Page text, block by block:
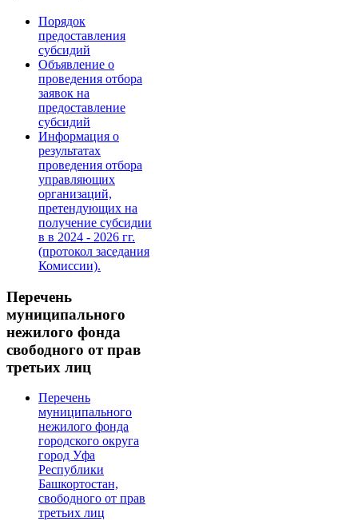
Порядок
предоставления
субсидий
Объявление о
проведения отбора
заявок на
предоставление
субсидий
Информация о
результатах
проведения отбора
управляющих
организаций,
претендующих на
получение субсидии
в в 2024 - 2026 гг.
(протокол заседания
Комиссии).
Перечень
муниципального
нежилого фонда
свободного от прав
третьих лиц
Перечень
муниципального
нежилого фонда
городского округа
город Уфа
Республики
Башкортостан,
свободного от прав
третьих лиц